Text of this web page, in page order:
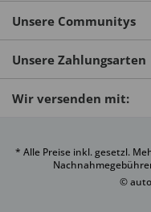
Unsere Communitys
Unsere Zahlungsarten
Wir versenden mit:
* Alle Preise inkl. gesetzl.
©